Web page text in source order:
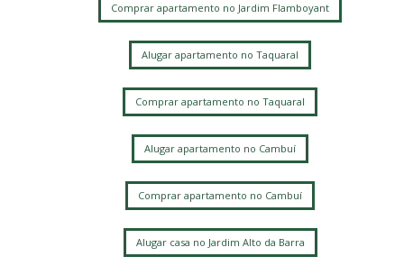
Comprar apartamento no Jardim Flamboyant
Alugar apartamento no Taquaral
Comprar apartamento no Taquaral
Alugar apartamento no Cambuí
Comprar apartamento no Cambuí
Alugar casa no Jardim Alto da Barra